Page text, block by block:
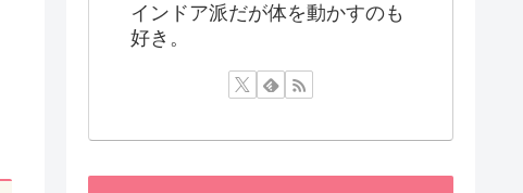
インドア派だが体を動かすのも
好き。